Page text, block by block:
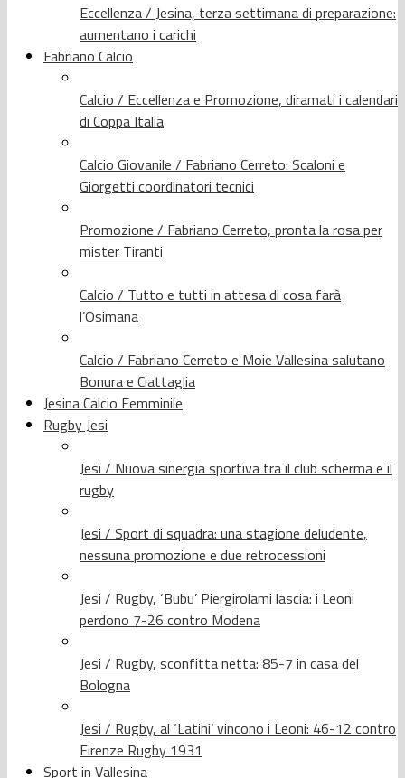
Eccellenza / Jesina, terza settimana di preparazione:
aumentano i carichi
Fabriano Calcio
Calcio / Eccellenza e Promozione, diramati i calendari
di Coppa Italia
Calcio Giovanile / Fabriano Cerreto: Scaloni e
Giorgetti coordinatori tecnici
Promozione / Fabriano Cerreto, pronta la rosa per
mister Tiranti
Calcio / Tutto e tutti in attesa di cosa farà
l’Osimana
Calcio / Fabriano Cerreto e Moie Vallesina salutano
Bonura e Ciattaglia
Jesina Calcio Femminile
Rugby Jesi
Jesi / Nuova sinergia sportiva tra il club scherma e il
rugby
Jesi / Sport di squadra: una stagione deludente,
nessuna promozione e due retrocessioni
Jesi / Rugby, ‘Bubu’ Piergirolami lascia: i Leoni
perdono 7-26 contro Modena
Jesi / Rugby, sconfitta netta: 85-7 in casa del
Bologna
Jesi / Rugby, al ‘Latini’ vincono i Leoni: 46-12 contro
Firenze Rugby 1931
Sport in Vallesina